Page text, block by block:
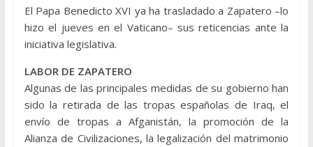
El Papa Benedicto XVI ya ha trasladado a Zapatero –lo
hizo el jueves en el Vaticano– sus reticencias ante la
iniciativa legislativa.
LABOR DE ZAPATERO
Algunas de las principales medidas de su gobierno han
sido la retirada de las tropas españolas de Iraq, el
envío de tropas a Afganistán, la promoción de la
Alianza de Civilizaciones, la legalización del matrimonio